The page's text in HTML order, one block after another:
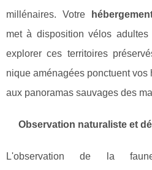
millénaires. Votre
met à disposition vélos
explorer ces territoires
nique aménagées ponctuent vos
aux panoramas sauvages des
Observation naturaliste et
L'observation de la